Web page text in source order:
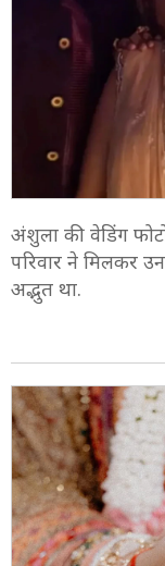
अंशुला की वेडिंग
परिवार ने मिलकर
अद्भुत था.